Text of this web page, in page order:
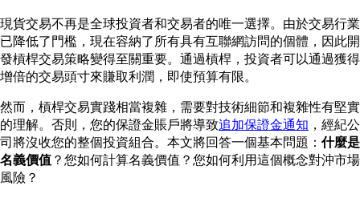
現貨交易不再是全球投資者和交易者的唯一選擇。由於交易行業
已降低了門檻，現在容納了所有具有互聯網訪問的個體，因此開
發槓桿交易策略變得至關重要。通過槓桿，投資者可以通過獲得
增倍的交易頭寸來賺取利潤，即使預算有限。
然而，槓桿交易實踐相當複雜，需要對技術細節和複雜性有堅實
的理解。否則，您的保證金賬戶將導致追加保證金通知 ，經紀公
司將沒收您的整個投資組合。本文將回答一個基本問題： 什麼是
名義價值 ？您如何計算名義價值？您如何利用這個概念對沖市場
風險？